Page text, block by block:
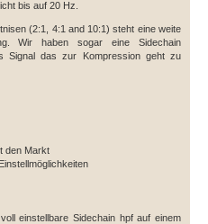
bis auf 20 Hz.
(2:1, 4:1 and 10:1) steht eine weite
Wir haben sogar eine Sidechain
Signal das zur Kompression geht zu
den Markt
einstellbare Sidechain hpf auf einem